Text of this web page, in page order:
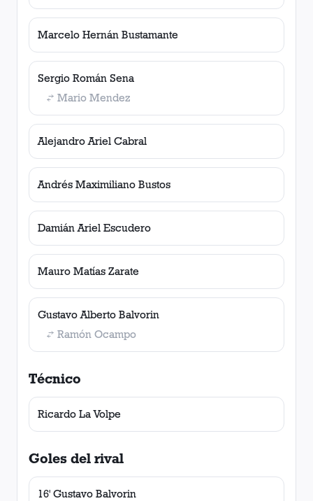
Marcelo Hernán Bustamante
Sergio Román Sena
Mario Mendez
Alejandro Ariel Cabral
Andrés Maximiliano Bustos
Damián Ariel Escudero
Mauro Matías Zarate
Gustavo Alberto Balvorin
Ramón Ocampo
Técnico
Ricardo La Volpe
Goles del rival
16' Gustavo Balvorin